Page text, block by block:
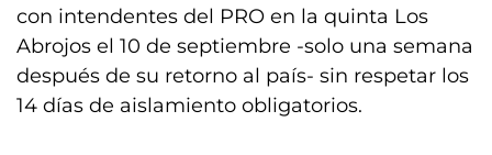
con intendentes del PRO en la quinta Los
Abrojos el 10 de septiembre -solo una semana
después de su retorno al país- sin respetar los
14 días de aislamiento obligatorios.